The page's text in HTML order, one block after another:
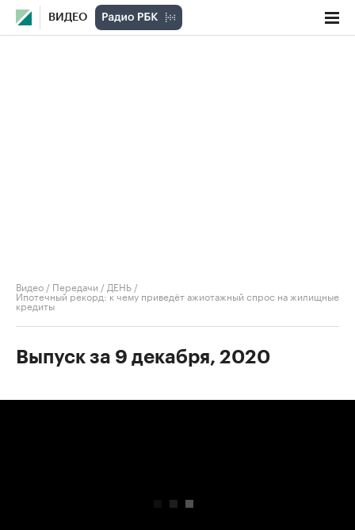
ВИДЕО
Видео / Передачи / ДЕНЬ /
Ипотечный рекорд: к чему приведёт ажиотажный спрос на жилищные
кредиты
Выпуск за 9 декабря, 2020